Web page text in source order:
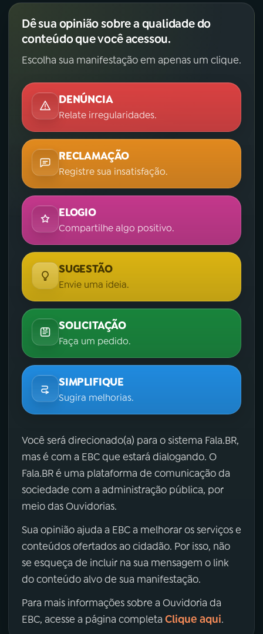
Dê sua opinião sobre a qualidade do
conteúdo que você acessou.
Escolha sua manifestação em apenas um clique.
DENÚNCIA
Relate irregularidades.
RECLAMAÇÃO
Registre sua insatisfação.
ELOGIO
Compartilhe algo positivo.
SUGESTÃO
Envie uma ideia.
SOLICITAÇÃO
Faça um pedido.
SIMPLIFIQUE
Sugira melhorias.
Você será direcionado(a) para o sistema Fala.BR,
mas é com a EBC que estará dialogando. O
Fala.BR é uma plataforma de comunicação da
sociedade com a administração pública, por
meio das Ouvidorias.
Sua opinião ajuda a EBC a melhorar os serviços e
conteúdos ofertados ao cidadão. Por isso, não
se esqueça de incluir na sua mensagem o link
do conteúdo alvo de sua manifestação.
Para mais informações sobre a Ouvidoria da
EBC, acesse a página completa Clique aqui.